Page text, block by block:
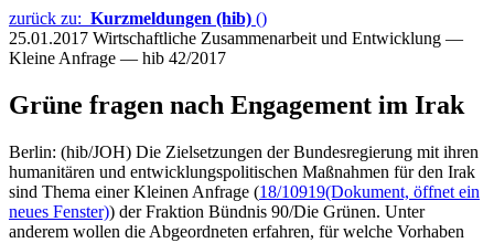
zurück zu: Kurzmeldungen (hib) ()
25.01.2017 Wirtschaftliche Zusammenarbeit und Entwicklung —
Kleine Anfrage — hib 42/2017
Grüne fragen nach Engagement im Irak
Berlin: (hib/JOH) Die Zielsetzungen der Bundesregierung mit ihren
humanitären und entwicklungspolitischen Maßnahmen für den Irak
sind Thema einer Kleinen Anfrage (18/10919(Dokument, öffnet ein
neues Fenster)) der Fraktion Bündnis 90/Die Grünen. Unter
anderem wollen die Abgeordneten erfahren, für welche Vorhaben